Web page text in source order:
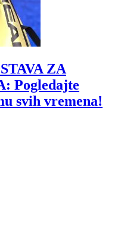
ZA
Pogledajte
svih vremena!